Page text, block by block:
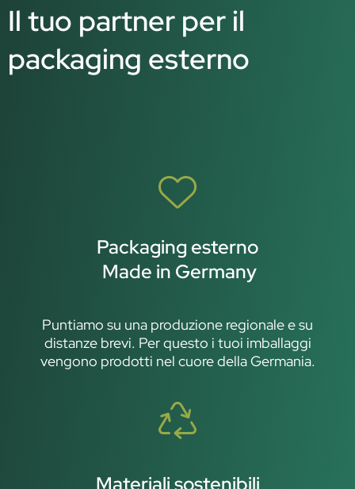
Il tuo partner per il
packaging esterno
Packaging esterno
Made in Germany
Puntiamo su una produzione regionale e su
distanze brevi. Per questo i tuoi imballaggi
vengono prodotti nel cuore della Germania.
Materiali sostenibili